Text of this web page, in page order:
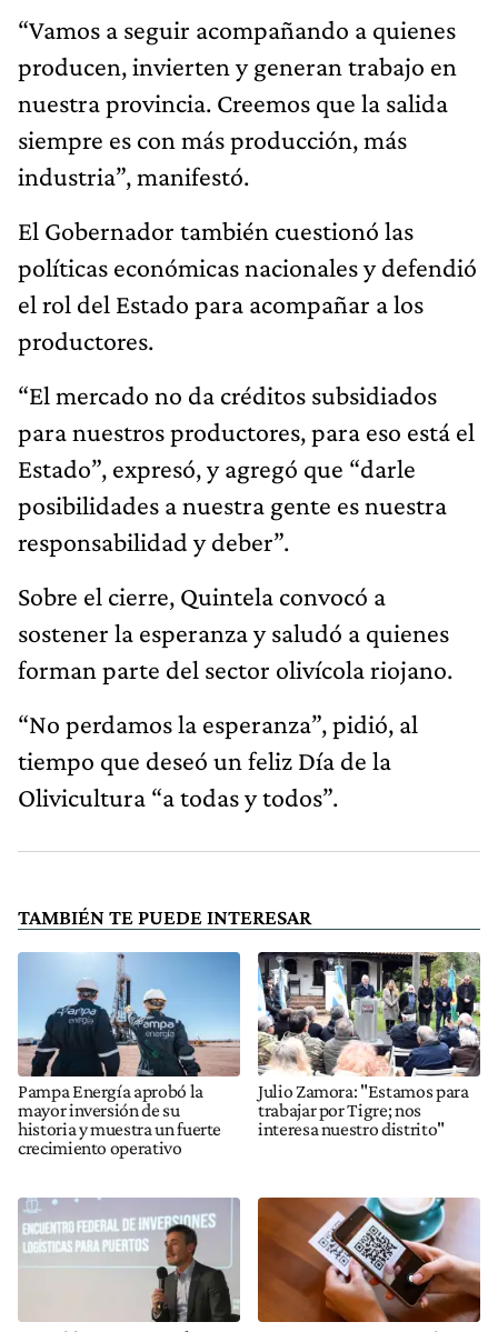
“Vamos a seguir acompañando a quienes
producen, invierten y generan trabajo en
nuestra provincia. Creemos que la salida
siempre es con más producción, más
industria”, manifestó.
El Gobernador también cuestionó las
políticas económicas nacionales y defendió
el rol del Estado para acompañar a los
productores.
“El mercado no da créditos subsidiados
para nuestros productores, para eso está el
Estado”, expresó, y agregó que “darle
posibilidades a nuestra gente es nuestra
responsabilidad y deber”.
Sobre el cierre, Quintela convocó a
sostener la esperanza y saludó a quienes
forman parte del sector olivícola riojano.
“No perdamos la esperanza”, pidió, al
tiempo que deseó un feliz Día de la
Olivicultura “a todas y todos”.
TAMBIÉN TE PUEDE INTERESAR
Pampa Energía aprobó la
mayor inversión de su
historia y muestra un fuerte
crecimiento operativo
Julio Zamora: "Estamos para
trabajar por Tigre; nos
interesa nuestro distrito"